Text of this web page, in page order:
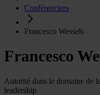
Conférenciers
Francesco Wessels
Francesco
Autorité dans le domaine de
leadership